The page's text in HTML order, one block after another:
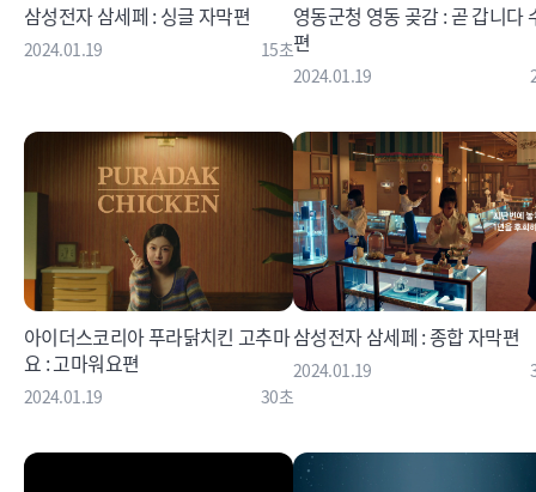
삼성전자 삼세페 : 싱글 자막편
2024.01.19 15초
영동군청 영동 곶감 : 곧 갑니다
편
2024.01.19
아이더스코리아 푸라닭치킨 고추마
요 : 고마워요편
2024.01.19 30초
삼성전자 삼세페 : 종합 자막편
2024.01.19